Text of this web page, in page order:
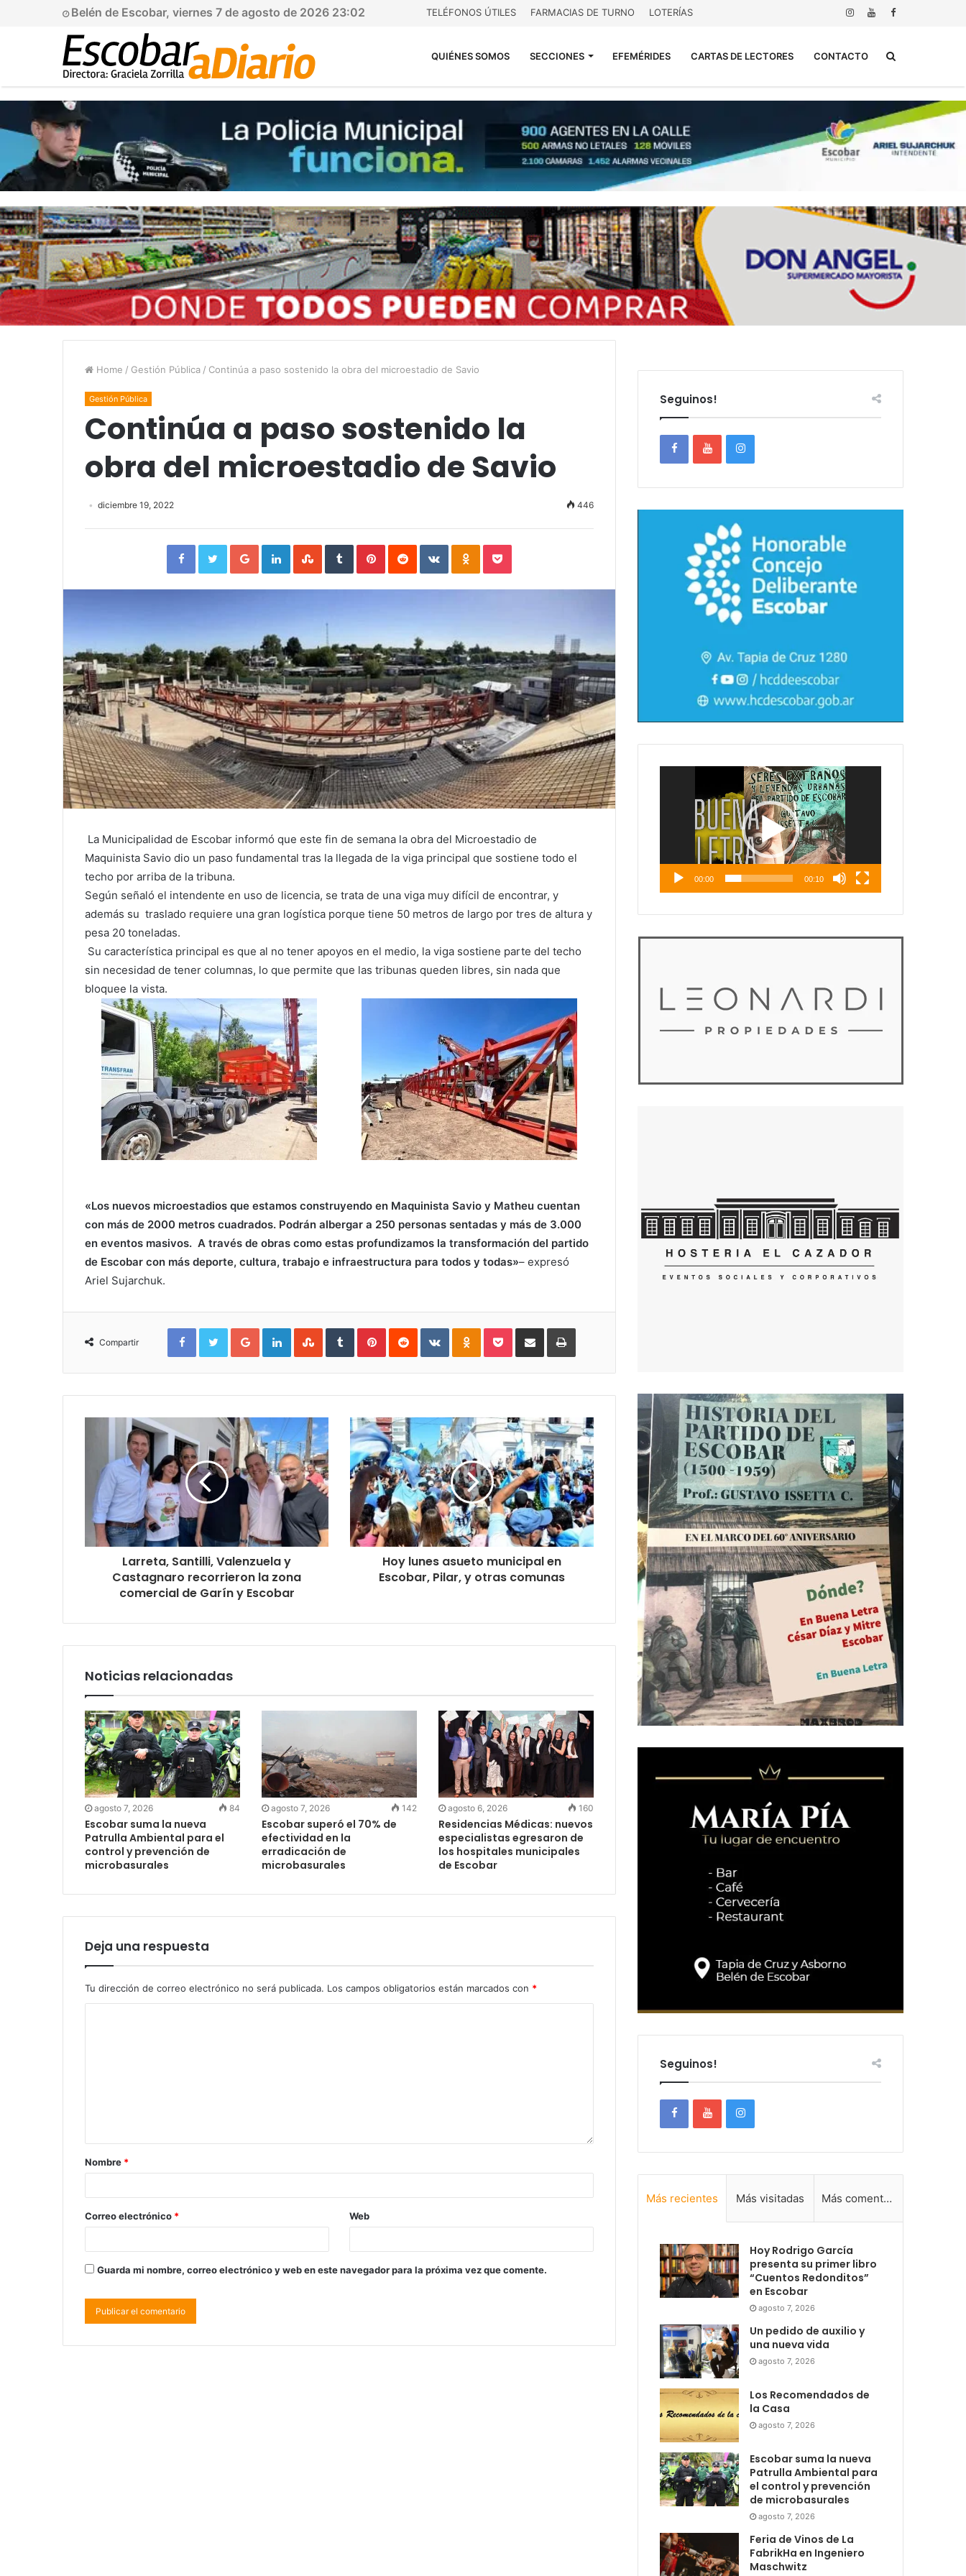
Belén de Escobar, viernes 7 de agosto de 2026 23:02 TELÉFONOS ÚTILES FARMACIAS DE TURNO LOTERÍAS
QUIÉNES SOMOS SECCIONES EFEMÉRIDES CARTAS DE LECTORES CONTACTO
Home / Gestión Pública / Continúa a paso sostenido la obra del microestadio de Savio
Gestión Pública
Continúa a paso sostenido la
obra del microestadio de Savio
diciembre 19, 2022 446
FacebookTwitterGoogle+LinkedInStumbleUpon
TumblrPinterestReddit VKontakteOdnoklassniki
Pocket
La Municipalidad de Escobar informó que este fin de semana la obra del Microestadio de
Maquinista Savio dio un paso fundamental tras la llegada de la viga principal que sostiene todo el
techo por arriba de la tribuna.
Según señaló el intendente en uso de licencia, se trata de una viga muy difícil de encontrar, y
además su traslado requiere una gran logística porque tiene 50 metros de largo por tres de altura y
pesa 20 toneladas.
Su característica principal es que al no tener apoyos en el medio, la viga sostiene parte del techo
sin necesidad de tener columnas, lo que permite que las tribunas queden libres, sin nada que
bloquee la vista.
«Los nuevos microestadios que estamos construyendo en Maquinista Savio y Matheu cuentan
con más de 2000 metros cuadrados. Podrán albergar a 250 personas sentadas y más de 3.000
en eventos masivos. A través de obras como estas profundizamos la transformación del partido
de Escobar con más deporte, cultura, trabajo e infraestructura para todos y todas»– expresó
Ariel Sujarchuk.
Compartir
FacebookTwitterGoogle+LinkedInStumbleUpon
TumblrPinterestReddit VKontakteOdnoklassniki
PocketCompartirImprimir
Larreta, Santilli, Valenzuela y
Castagnaro recorrieron la zona
comercial de Garín y Escobar
Hoy lunes asueto municipal en
Escobar, Pilar, y otras comunas
Noticias relacionadas
agosto 7, 2026 84
Escobar suma la nueva
Patrulla Ambiental para el
control y prevención de
microbasurales
agosto 7, 2026 142
Escobar superó el 70% de
efectividad en la
erradicación de
microbasurales
agosto 6, 2026 160
Residencias Médicas: nuevos
especialistas egresaron de
los hospitales municipales
de Escobar
Deja una respuesta
Tu dirección de correo electrónico no será publicada. Los campos obligatorios están marcados con *
Nombre *
Correo electrónico * Web
Guarda mi nombre, correo electrónico y web en este navegador para la próxima vez que comente.
Seguinos!
00:00 00:10
Seguinos!
Más recientes Más visitadas Más comentadas
Hoy Rodrigo García
presenta su primer libro
“Cuentos Redonditos”
en Escobar
agosto 7, 2026
Un pedido de auxilio y
una nueva vida
agosto 7, 2026
Los Recomendados de
la Casa
agosto 7, 2026
Escobar suma la nueva
Patrulla Ambiental para
el control y prevención
de microbasurales
agosto 7, 2026
Feria de Vinos de La
FabrikHa en Ingeniero
Maschwitz